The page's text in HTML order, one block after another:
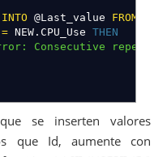
INTO @Last_value FROM
= NEW.CPU_Use THEN
Consecutive repeat'
se inserten valores
que Id, aumente con